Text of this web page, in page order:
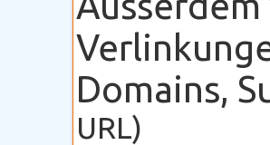
Domains,
URL)